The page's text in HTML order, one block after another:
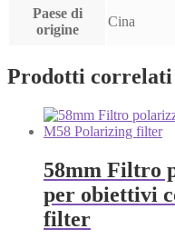
Paese di
origine
Cina
Prodotti correlati
58mm Filtro
per obiettivi
filter